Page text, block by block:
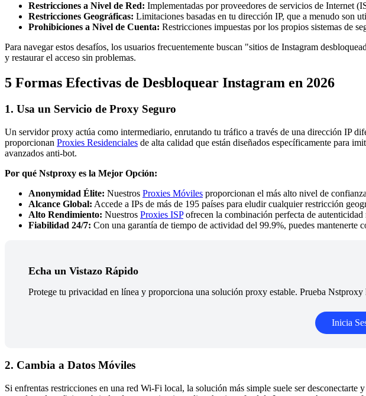
Restricciones a Nivel de Red: Implementadas por proveedores de servicios de Internet
Restricciones Geográficas: Limitaciones basadas en tu dirección IP, que a menudo son
Prohibiciones a Nivel de Cuenta: Restricciones impuestas por los propios sistemas de
Para navegar estos desafíos, los usuarios frecuentemente buscan "sitios de Instagram
y restaurar el acceso sin problemas.
5 Formas Efectivas de Desbloquear Instagram en 2026
1. Usa un Servicio de Proxy Seguro
Un servidor proxy actúa como intermediario, enrutando tu tráfico a través de una dirección IP
proporcionan Proxies Residenciales de alta calidad que están diseñados específicamente para
avanzados anti-bot.
Por qué Nstproxy es la Mejor Opción:
Anonymidad Élite: Nuestros Proxies Móviles proporcionan el más alto nivel de
Alcance Global: Accede a IPs de más de 195 países para eludir cualquier restricción
Alto Rendimiento: Nuestros Proxies ISPofrecen la combinación perfecta de
Fiabilidad 24/7: Con una garantía de tiempo de actividad del 99.9%, puedes mantenerte
Echa un Vistazo Rápido
Protege tu privacidad en línea y proporciona una solución proxy estable. Prueba
Inicia
2. Cambia a Datos Móviles
Si enfrentas restricciones en una red Wi-Fi local, la solución más simple suele ser